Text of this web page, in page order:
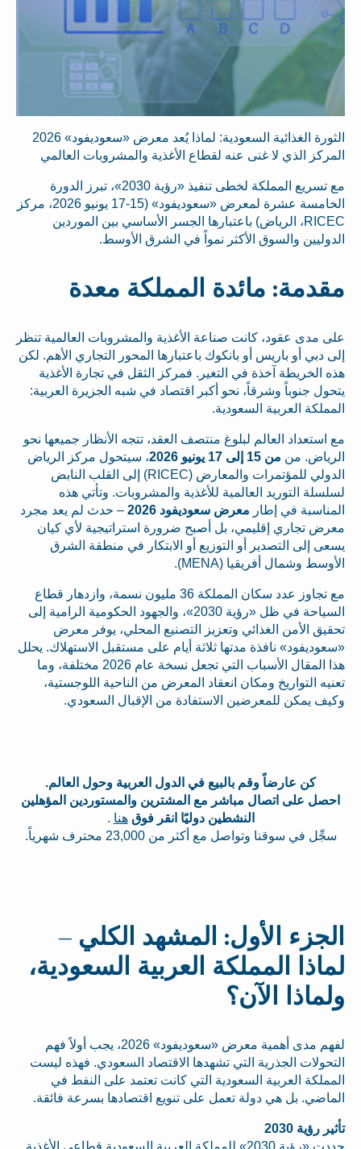
الثورة الغذائية السعودية: لماذا يُعد معرض «سعوديفود» 2026
المركز الذي لا غنى عنه لقطاع الأغذية والمشروبات العالمي
مع تسريع المملكة لخطى تنفيذ «رؤية 2030»، تبرز الدورة
الخامسة عشرة لمعرض «سعوديفود» (15-17 يونيو 2026، مركز
RICEC، الرياض) باعتبارها الجسر الأساسي بين الموردين
الدوليين والسوق الأكثر نمواً في الشرق الأوسط.
مقدمة: مائدة المملكة معدة
على مدى عقود، كانت صناعة الأغذية والمشروبات العالمية تنظر
إلى دبي أو باريس أو بانكوك باعتبارها المحور التجاري الأهم. لكن
هذه الخريطة آخذة في التغير. فمركز الثقل في تجارة الأغذية
يتحول جنوباً وشرقاً، نحو أكبر اقتصاد في شبه الجزيرة العربية:
المملكة العربية السعودية.
مع استعداد العالم لبلوغ منتصف العقد، تتجه الأنظار جميعها نحو
الرياض. من من 15 إلى 17 يونيو 2026
، سيتحول مركز الرياض
الدولي للمؤتمرات والمعارض (RICEC) إلى القلب النابض
لسلسلة التوريد العالمية للأغذية والمشروبات. وتأتي هذه
المناسبة في إطار معرض سعوديفود 2026
– حدث لم يعد مجرد
معرض تجاري إقليمي، بل أصبح ضرورة استراتيجية لأي كيان
يسعى إلى التصدير أو التوزيع أو الابتكار في منطقة الشرق
الأوسط وشمال أفريقيا (MENA).
مع تجاوز عدد سكان المملكة 36 مليون نسمة، وازدهار قطاع
السياحة في ظل «رؤية 2030»، والجهود الحكومية الرامية إلى
تحقيق الأمن الغذائي وتعزيز التصنيع المحلي، يوفر معرض
«سعوديفود» نافذة مدتها ثلاثة أيام على مستقبل الاستهلاك. يحلل
هذا المقال الأسباب التي تجعل نسخة عام 2026 مختلفة، وما
تعنيه التواريخ ومكان انعقاد المعرض من الناحية اللوجستية،
وكيف يمكن للمعرضين الاستفادة من الإقبال السعودي.
كن عارضاً وقم بالبيع في الدول العربية وحول العالم.
احصل على اتصال مباشر مع المشترين والمستوردين المؤهلين
النشطين دوليًا انقر فوق هنا .
سجِّل في سوقنا وتواصل مع أكثر من 23,000 محترف شهرياً.
الجزء الأول: المشهد الكلي –
لماذا المملكة العربية السعودية،
ولماذا الآن؟
لفهم مدى أهمية معرض «سعوديفود» 2026، يجب أولاً فهم
التحولات الجذرية التي تشهدها الاقتصاد السعودي. فهذه ليست
المملكة العربية السعودية التي كانت تعتمد على النفط في
الماضي. بل هي دولة تعمل على تنويع اقتصادها بسرعة فائقة.
تأثير رؤية 2030
حددت «رؤية 2030» للمملكة العربية السعودية قطاعي الأغذية